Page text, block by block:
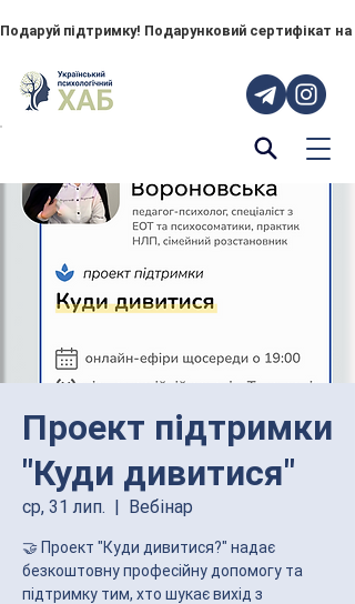
Подаруй підтримку! Подарунковий сертифікат
Проект підтримки
"Куди дивитися"
ср, 31 лип.
  |
Вебінар
🤝 Проект "Куди дивитися?" надає
безкоштовну професійну допомогу та
підтримку тим, хто шукає вихід з